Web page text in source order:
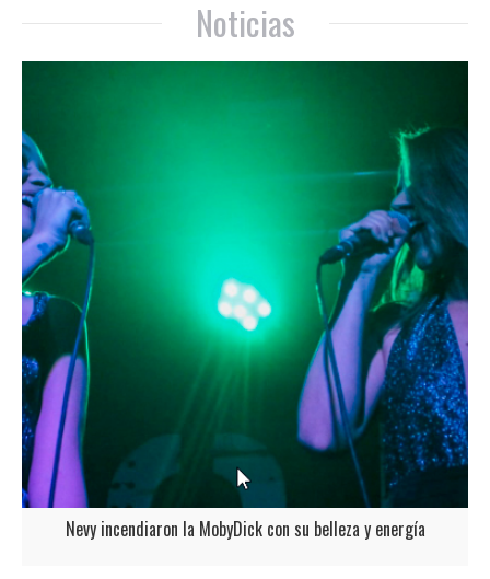
Noticias
Nevy incendiaron la MobyDick con su belleza y energía